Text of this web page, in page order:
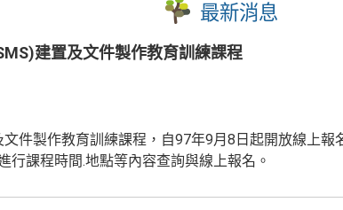
最新消息
建置及文件製作教育訓練課程
件製作教育訓練課程，自97年9月8日起開放線上報
行課程時間.地點等內容查詢與線上報名。